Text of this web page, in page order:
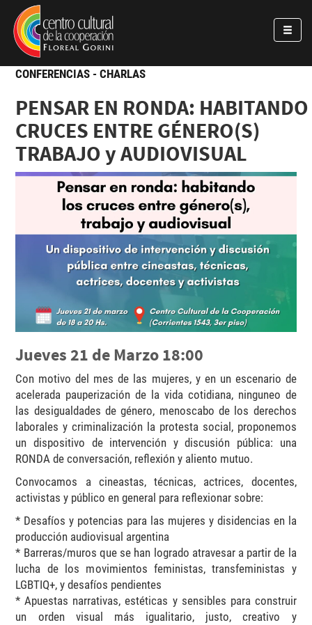
Pasar al contenido principal
Jump to main content
CONFERENCIAS - CHARLAS
PENSAR EN RONDA: HABITANDO
CRUCES ENTRE GÉNERO(S)
TRABAJO y AUDIOVISUAL
Jueves 21 de Marzo 18:00
Con motivo del mes de las mujeres, y en un escenario de
acelerada pauperización de la vida cotidiana, ninguneo de
las desigualdades de género, menoscabo de los derechos
laborales y criminalización la protesta social, proponemos
un dispositivo de intervención y discusión pública: una
RONDA de conversación, reflexión y aliento mutuo.
Convocamos a cineastas, técnicas, actrices, docentes,
activistas y público en general para reflexionar sobre:
* Desafíos y potencias para las mujeres y disidencias en la
producción audiovisual argentina
* Barreras/muros que se han logrado atravesar a partir de la
lucha de los movimientos feministas, transfeministas y
LGBTIQ+, y desafíos pendientes
* Apuestas narrativas, estéticas y sensibles para construir
un orden visual más igualitario, justo, creativo y